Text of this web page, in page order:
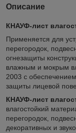
Описание
КНАУФ-лист
Применяется для
перегородок,
огнезащиты
влажным и мокрым
2003 с
защиты лицевой
КНАУФ-лист
влагостойкий
перегородок,
декоративных и